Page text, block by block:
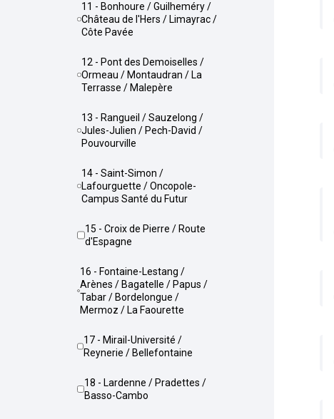
11 - Bonhoure / Guilheméry /
Château de l'Hers / Limayrac /
Côte Pavée
12 - Pont des Demoiselles /
Ormeau / Montaudran / La
Terrasse / Malepère
13 - Rangueil / Sauzelong /
Jules-Julien / Pech-David /
Pouvourville
14 - Saint-Simon /
Lafourguette / Oncopole-
Campus Santé du Futur
15 - Croix de Pierre / Route
d'Espagne
16 - Fontaine-Lestang /
Arènes / Bagatelle / Papus /
Tabar / Bordelongue /
Mermoz / La Faourette
17 - Mirail-Université /
Reynerie / Bellefontaine
18 - Lardenne / Pradettes /
Basso-Cambo